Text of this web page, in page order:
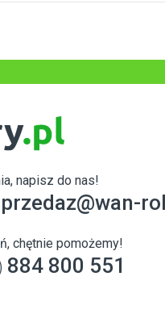
napisz do nas!
chętnie pomożemy!
884 800 551